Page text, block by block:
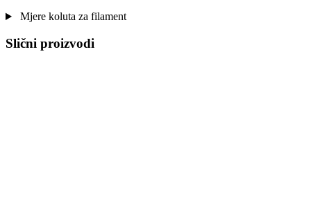
Mjere koluta za filament
Slični proizvodi